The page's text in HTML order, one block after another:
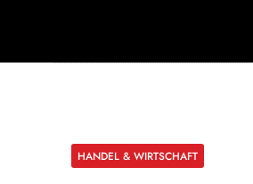
HANDEL & WIRTSCHAFT